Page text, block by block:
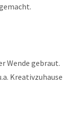
Wende gebraut.
Kreativzuhause